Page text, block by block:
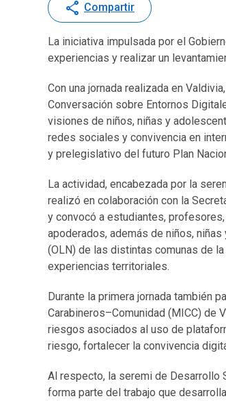
share Compartir
La iniciativa impulsada por el
experiencias y realizar un
Con una jornada realizada en
Conversación sobre Entornos
visiones de niños, niñas y
redes sociales y convivencia en
y prelegislativo del futuro Plan
La actividad, encabezada por la
realizó en colaboración con la
y convocó a estudiantes,
apoderados, además de niños,
(OLN) de las distintas comunas de
experiencias territoriales.
Durante la primera jornada también
Carabineros–Comunidad (MICC) de
riesgos asociados al uso de
riesgo, fortalecer la convivencia
Al respecto, la seremi de Desarrollo
forma parte del trabajo que